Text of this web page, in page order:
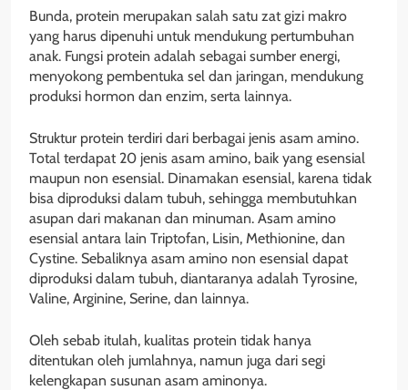
Bunda, protein merupakan salah satu zat gizi makro
yang harus dipenuhi untuk mendukung pertumbuhan
anak. Fungsi protein adalah sebagai sumber energi,
menyokong pembentuka sel dan jaringan, mendukung
produksi hormon dan enzim, serta lainnya.
Struktur protein terdiri dari berbagai jenis asam amino.
Total terdapat 20 jenis asam amino, baik yang esensial
maupun non esensial. Dinamakan esensial, karena tidak
bisa diproduksi dalam tubuh, sehingga membutuhkan
asupan dari makanan dan minuman. Asam amino
esensial antara lain Triptofan, Lisin, Methionine, dan
Cystine. Sebaliknya asam amino non esensial dapat
diproduksi dalam tubuh, diantaranya adalah Tyrosine,
Valine, Arginine, Serine, dan lainnya.
Oleh sebab itulah, kualitas protein tidak hanya
ditentukan oleh jumlahnya, namun juga dari segi
kelengkapan susunan asam aminonya.